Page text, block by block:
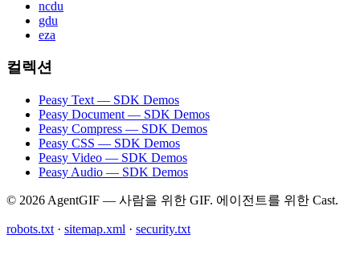
ncdu
gdu
eza
컬렉션
Peasy Text — SDK Demos
Peasy Document — SDK Demos
Peasy Compress — SDK Demos
Peasy CSS — SDK Demos
Peasy Video — SDK Demos
Peasy Audio — SDK Demos
© 2026 AgentGIF — 사람을 위한 GIF. 에이전트를 위한 Cast.
robots.txt · sitemap.xml · security.txt